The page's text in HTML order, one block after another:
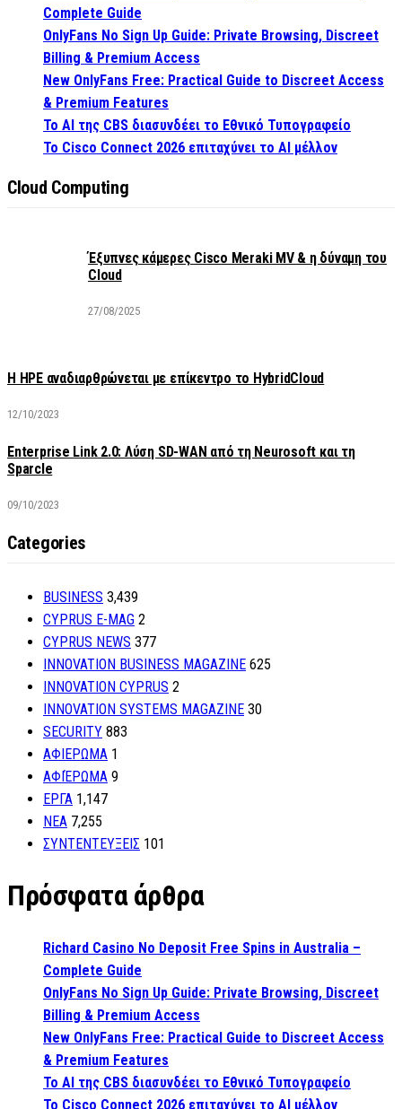
Complete Guide
OnlyFans No Sign Up Guide: Private Browsing, Discreet
Billing & Premium Access
New OnlyFans Free: Practical Guide to Discreet Access
& Premium Features
Το AI της CBS διασυνδέει το Εθνικό Τυπογραφείο
Το Cisco Connect 2026 επιταχύνει το AI μέλλον
Cloud Computing
Έξυπνες κάμερες Cisco Meraki MV & η δύναμη του
Cloud
27/08/2025
H HPE αναδιαρθρώνεται με επίκεντρο το HybridCloud
12/10/2023
Enterprise Link 2.0: Λύση SD-WAN από τη Neurosoft και τη
Sparcle
09/10/2023
Categories
BUSINESS 3,439
CYPRUS E-MAG 2
CYPRUS NEWS 377
INNOVATION BUSINESS MAGAZINE 625
INNOVATION CYPRUS 2
INNOVATION SYSTEMS MAGAZINE 30
SECURITY 883
ΑΦΙΕΡΩΜΑ 1
ΑΦΙΈΡΩΜΑ 9
ΕΡΓΑ 1,147
ΝΕΑ 7,255
ΣΥΝΤΕΝΤΕΥΞΕΙΣ 101
Πρόσφατα άρθρα
Richard Casino No Deposit Free Spins in Australia –
Complete Guide
OnlyFans No Sign Up Guide: Private Browsing, Discreet
Billing & Premium Access
New OnlyFans Free: Practical Guide to Discreet Access
& Premium Features
Το AI της CBS διασυνδέει το Εθνικό Τυπογραφείο
Το Cisco Connect 2026 επιταχύνει το AI μέλλον